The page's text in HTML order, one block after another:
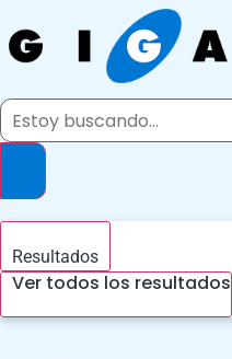
al
contenido
Search
Resultados
Ver todos los resultados